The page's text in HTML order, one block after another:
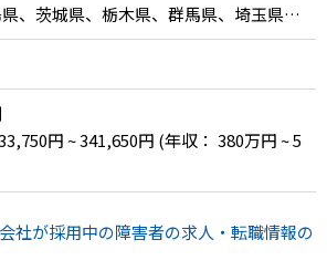
、茨城県、栃木県、群馬県、埼玉県、
京都、神奈川県、新潟県、富山県、石
県、長野県、岐阜県、静岡県、愛知
、滋賀県、京都府、大阪府、兵庫県、
歌山県、鳥取県、岡山県、広島県、徳
県、愛媛県、高知県、福岡県、大分
円 ~ 341,650円 (年収： 380万円 ~ 5
社が採用中の障害者の求人・転職情報の